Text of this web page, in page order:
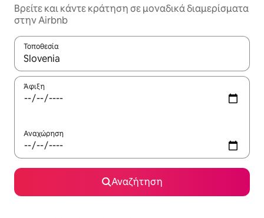
Βρείτε και κάντε κράτηση σε μοναδικά διαμερίσματα
στην Airbnb
Τοποθεσία
Όταν τα αποτελέσματα είναι διαθέσιμα, μπορείτε να
Άφιξη
Αναχώρηση
Αναζήτηση